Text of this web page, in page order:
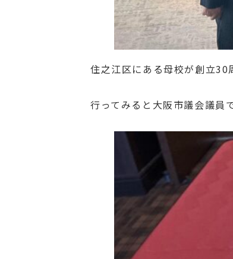
住之江区にある母校が創立30
行ってみると大阪市議会議員